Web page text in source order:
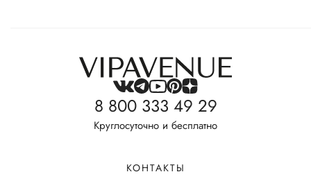
8 800 333 49 29
Круглосуточно и бесплатно
КОНТАКТЫ